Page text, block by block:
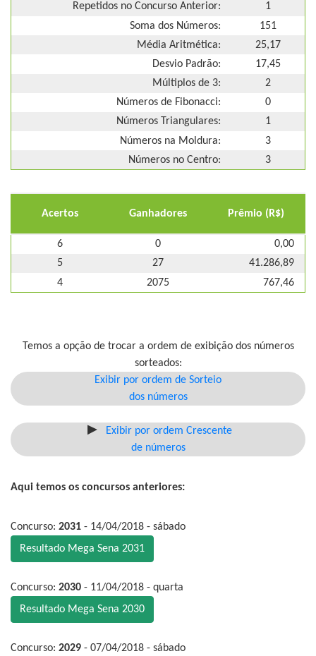
Repetidos no Concurso Anterior:
1
Soma dos Números:
151
Média Aritmética:
25,17
Desvio Padrão:
17,45
Múltiplos de 3:
2
Números de Fibonacci:
0
Números Triangulares:
1
Números na Moldura:
3
Números no Centro:
3
Acertos Ganhadores Prêmio (R$)
6 0
0,00
5
27
41.286,89
4
2075 767,46
Temos a opção de trocar a ordem de exibição dos números
sorteados:
Exibir por ordem de Sorteio
dos números
Exibir por ordem Crescente
de números
Aqui temos os concursos anteriores:
Concurso: 2031 - 14/04/2018 - sábado
Resultado Mega Sena 2031
Concurso: 2030 - 11/04/2018 - quarta
Resultado Mega Sena 2030
Concurso: 2029 - 07/04/2018 - sábado